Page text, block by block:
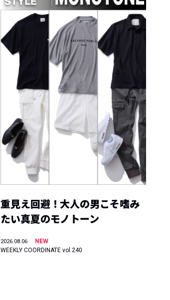
重見え回避！大人の男こそ嗜み
たい真夏のモノトーン
2026.08.06
NEW
WEEKLY COORDINATE vol.240